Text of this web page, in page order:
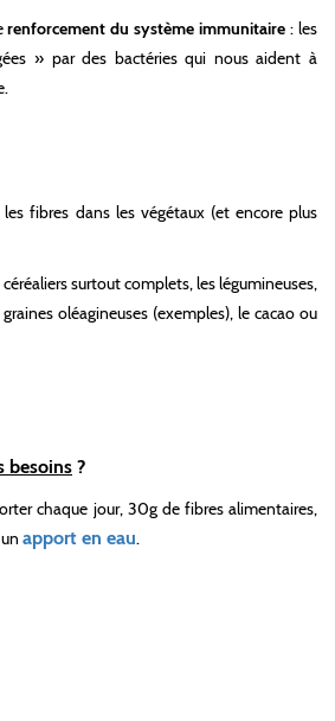
renforcement du système immunitaire : les
» par des bactéries qui nous aident à
fibres dans les végétaux (et encore plus
surtout complets, les légumineuses,
oléagineuses (exemples), le cacao ou
besoins ?
chaque jour, 30g de fibres alimentaires,
apport en eau.